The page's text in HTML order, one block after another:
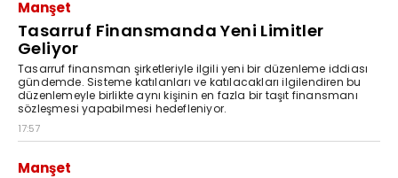
Manşet
Tasarruf Finansmanda Yeni Limitler
Geliyor
Tasarruf finansman şirketleriyle ilgili yeni bir düzenleme iddiası
gündemde. Sisteme katılanları ve katılacakları ilgilendiren bu
düzenlemeyle birlikte aynı kişinin en fazla bir taşıt finansmanı
sözleşmesi yapabilmesi hedefleniyor.
17:57
Manşet